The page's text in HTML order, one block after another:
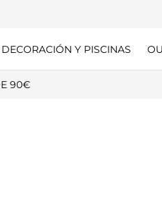
DECORACIÓN Y PISCINAS
90€